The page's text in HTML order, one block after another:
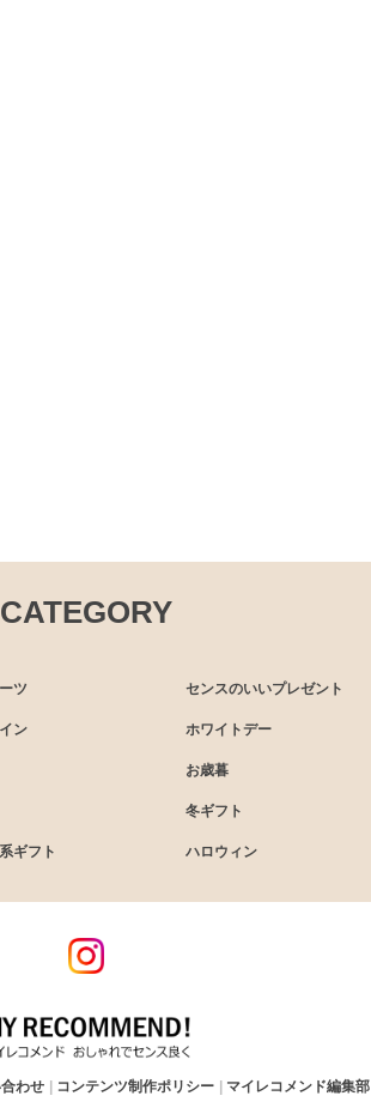
CATEGORY
ツ センスのいいプレゼント
ン ホワイトデー
お歳暮
冬ギフト
ギフト ハロウィン
わせ コンテンツ制作ポリシー マイレコメンド編集部